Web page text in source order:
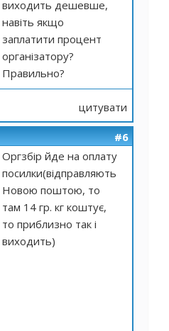
виходить дешевше,
навіть якщо
заплатити процент
організатору?
Правильно?
цитувати
#6
Оргзбір йде на оплату
посилки(відправляють
Новою поштою, то
там 14 гр. кг коштує,
то приблизно так і
виходить)